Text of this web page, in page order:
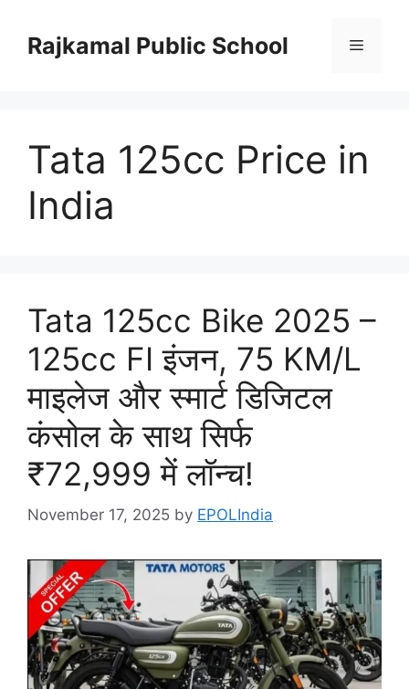
contentRajkamal Public School Menu
Tata 125cc Price in
India
Tata 125cc Bike 2025 –
125cc FI इंजन, 75 KM/L
माइलेज और स्मार्ट डिजिटल
कंसोल के साथ सिर्फ
₹72,999 में लॉन्च!
November 17, 2025 by EPOLIndia